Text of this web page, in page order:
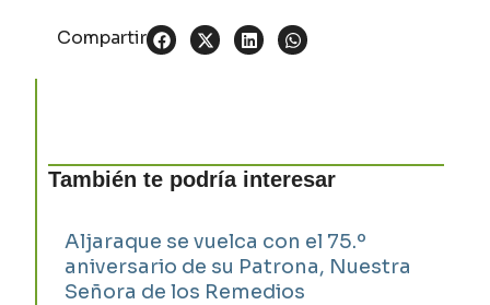
Compartir
También te podría interesar
Aljaraque se vuelca con el 75.º
aniversario de su Patrona, Nuestra
Señora de los Remedios